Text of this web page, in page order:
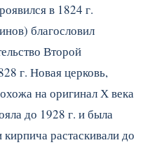
в 1824 г.
благословил
Второй
г. Новая церковь,
на оригинал Х века
до 1928 г. и была
растаскивали до